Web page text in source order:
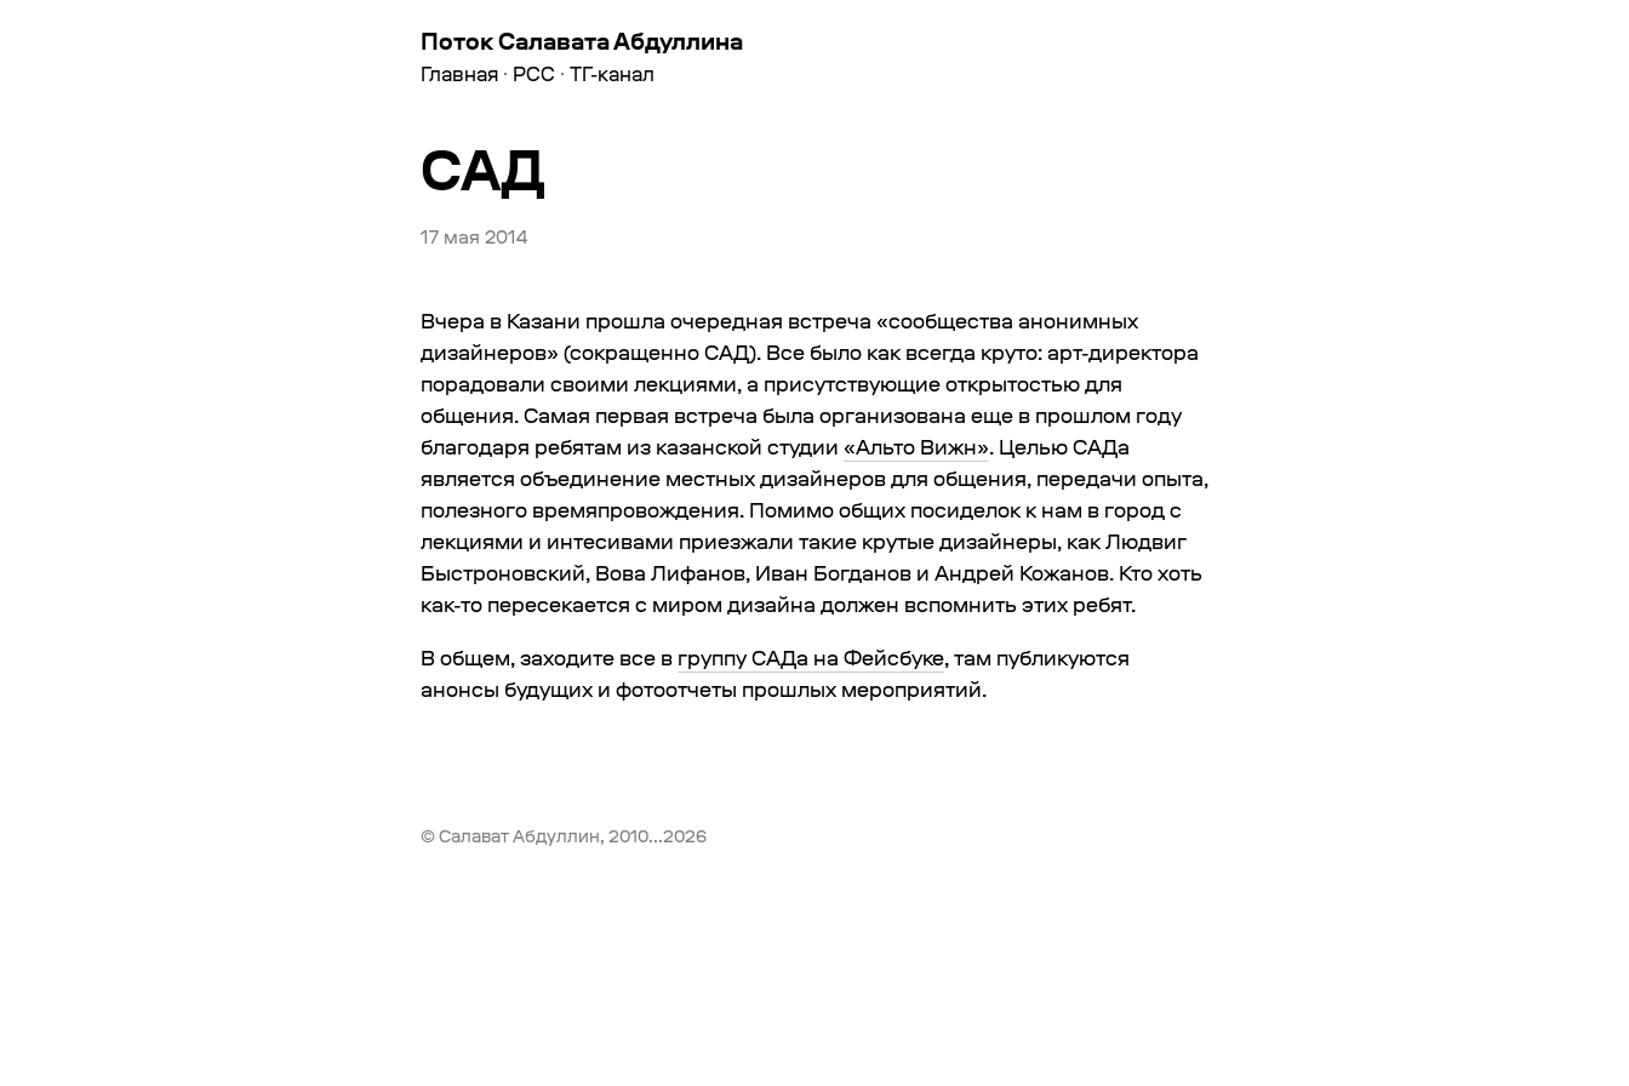
Поток Салавата Абдуллина
Главная · РСС · ТГ-канал
САД
17 мая 2014
Вчера в Казани прошла очередная встреча «сообщества анонимных
дизайнеров» (сокращенно САД). Все было как всегда круто: арт-директора
порадовали своими лекциями, а присутствующие открытостью для
общения. Самая первая встреча была организована еще в прошлом году
благодаря ребятам из казанской студии «Альто Вижн». Целью САДа
является объединение местных дизайнеров для общения, передачи опыта,
полезного времяпровождения. Помимо общих посиделок к нам в город с
лекциями и интесивами приезжали такие крутые дизайнеры, как Людвиг
Быстроновский, Вова Лифанов, Иван Богданов и Андрей Кожанов. Кто хоть
как-то пересекается с миром дизайна должен вспомнить этих ребят.
В общем, заходите все в группу САДа на Фейсбуке, там публикуются
анонсы будущих и фотоотчеты прошлых мероприятий.
© Салават Абдуллин, 2010...2026